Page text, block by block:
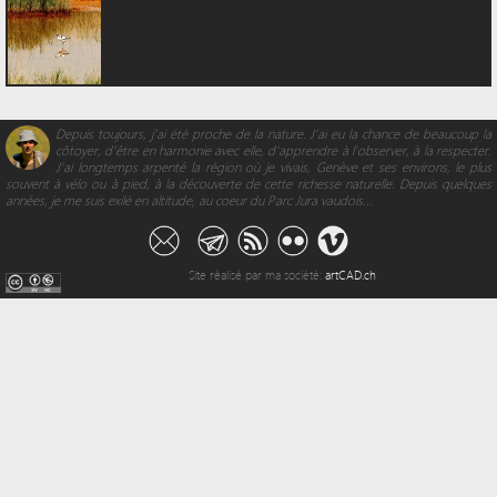
Depuis toujours, j’ai été proche de la nature. J’ai eu la chance de beaucoup la
côtoyer, d’être en harmonie avec elle, d'apprendre à l’observer, à la respecter.
J’ai longtemps arpenté la région où je vivais, Genève et ses environs, le plus
souvent à vélo ou à pied, à la découverte de cette richesse naturelle. Depuis quelques
années, je me suis exilé en altitude, au coeur du Parc Jura vaudois...
Site réalisé par ma société: artCAD.ch